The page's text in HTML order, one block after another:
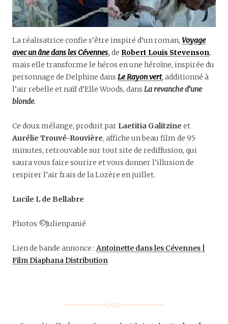
La réalisatrice confie s’être inspiré d’un roman, Voyage
avec un âne dans les Cévennes, de Robert Louis Stevenson,
mais elle transforme le héros en une héroïne, inspirée du
personnage de Delphine dans Le Rayon vert, additionné à
l’air rebelle et naïf d’Elle Woods, dans La revanche d’une
blonde.
Ce doux mélange, produit par Laetitia Galitzine et
Aurélie Trouvé-Rouvière, affiche un beau film de 95
minutes, retrouvable sur tout site de rediffusion, qui
saura vous faire sourire et vous donner l’illusion de
respirer l’air frais de la Lozère en juillet.
Lucile L de Bellabre
Photos ©Julienpanié
Lien de bande annonce : Antoinette dans les Cévennes |
Film Diaphana Distribution